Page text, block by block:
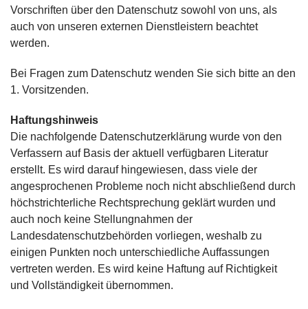
Vorschriften über den Datenschutz sowohl von uns, als
auch von unseren externen Dienstleistern beachtet
werden.
Bei Fragen zum Datenschutz wenden Sie sich bitte an den
1. Vorsitzenden.
Haftungshinweis
Die nachfolgende Datenschutzerklärung wurde von den
Verfassern auf Basis der aktuell verfügbaren Literatur
erstellt. Es wird darauf hingewiesen, dass viele der
angesprochenen Probleme noch nicht abschließend durch
höchstrichterliche Rechtsprechung geklärt wurden und
auch noch keine Stellungnahmen der
Landesdatenschutzbehörden vorliegen, weshalb zu
einigen Punkten noch unterschiedliche Auffassungen
vertreten werden. Es wird keine Haftung auf Richtigkeit
und Vollständigkeit übernommen.